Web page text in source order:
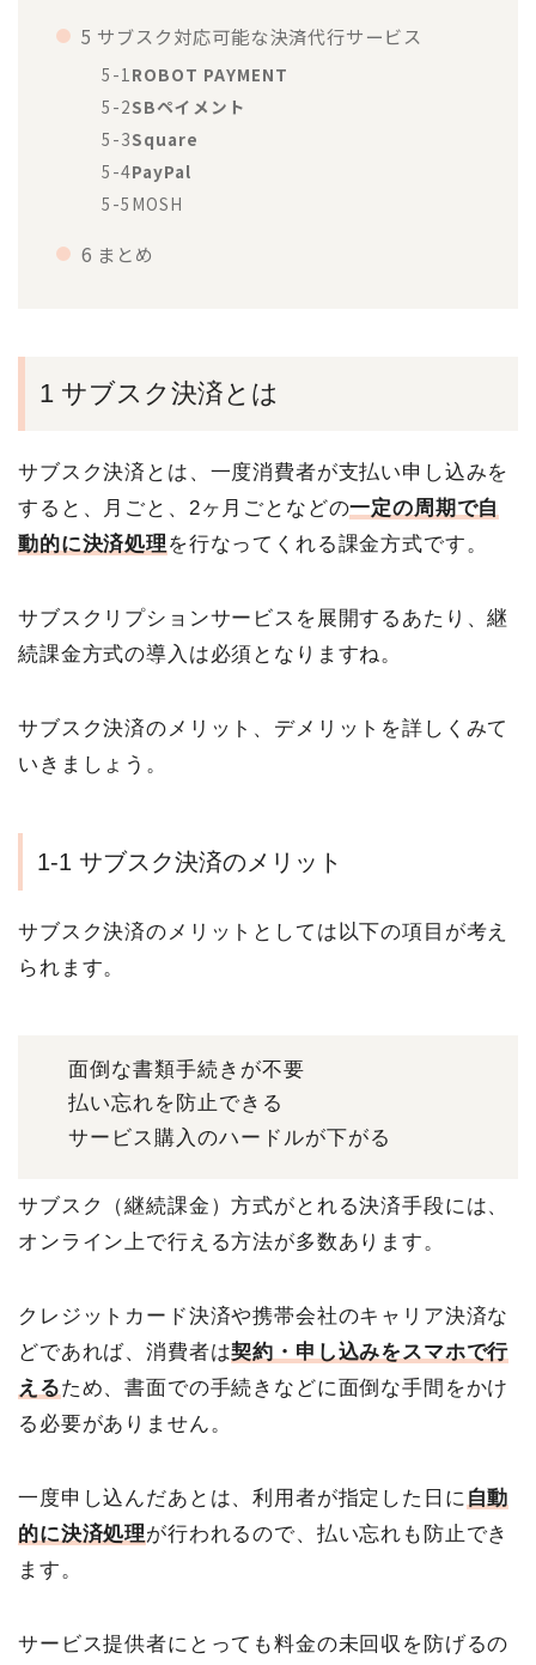
5 サブスク対応可能な決済代行サービス
5-1ROBOT PAYMENT
5-2SBペイメント
5-3Square
5-4PayPal
5-5 MOSH
6 まとめ
1 サブスク決済とは
サブスク決済とは、一度消費者が支払い申し込みを
すると、月ごと、2ヶ月ごとなどの一定の周期で自
動的に決済処理 を行なってくれる課金方式です。
サブスクリプションサービスを展開するあたり、継
続課金方式の導入は必須となりますね。
サブスク決済のメリット、デメリットを詳しくみて
いきましょう。
1-1 サブスク決済のメリット
サブスク決済のメリットとしては以下の項目が考え
られます。
面倒な書類手続きが不要
払い忘れを防止できる
サービス購入のハードルが下がる
サブスク（継続課金）方式がとれる決済手段には、
オンライン上で行える方法が多数あります。
クレジットカード決済や携帯会社のキャリア決済な
どであれば、消費者は契約・申し込みをスマホで行
えるため、書面での手続きなどに面倒な手間をかけ
る必要がありません。
一度申し込んだあとは、利用者が指定した日に 自動
的に決済処理が行われるので、払い忘れも防止でき
ます。
サービス提供者にとっても料金の未回収を防げるの